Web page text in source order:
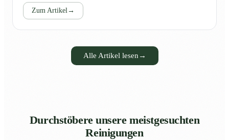
Zum Artikel→
Alle Artikel lesen →
Durchstöbere unsere meistgesuchten
Reinigungen